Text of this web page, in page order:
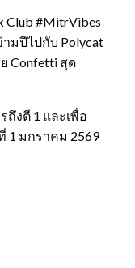
#MitrVibes
มปีไปกับ Polycat
Confetti สุด
ถึงตี 1 และเพื่อ
1 มกราคม 2569